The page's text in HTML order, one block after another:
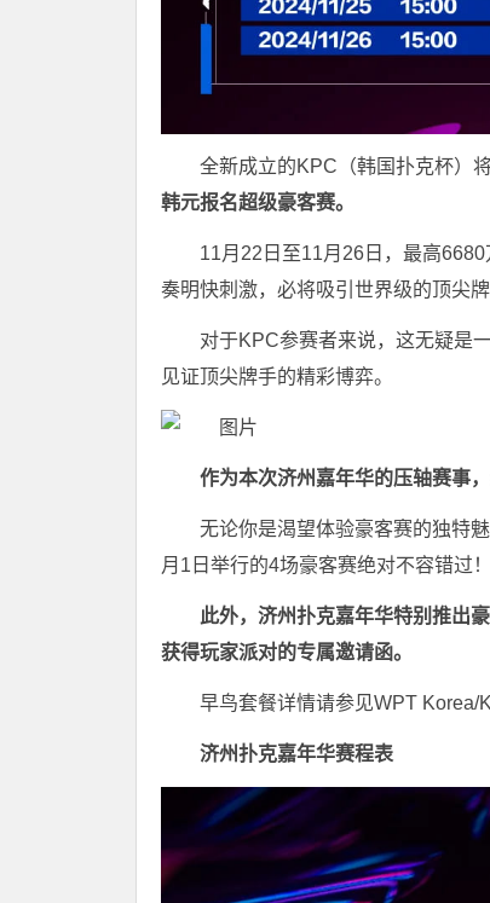
全新成立的KPC（韩国扑克杯）
韩元报名超级豪客赛。
11月22日至11月26日，最高
奏明快刺激，必将吸引世界级的顶尖牌
对于KPC参赛者来说，这无疑是
见证顶尖牌手的精彩博弈。
作为本次济州嘉年华的压轴赛事
无论你是渴望体验豪客赛的独特
月1日举行的4场豪客赛绝对不容错过！
此外，济州扑克嘉年华特别推出
获得玩家派对的专属邀请函。
早鸟套餐详情请参见WPT Korea/
济州扑克嘉年华赛程表